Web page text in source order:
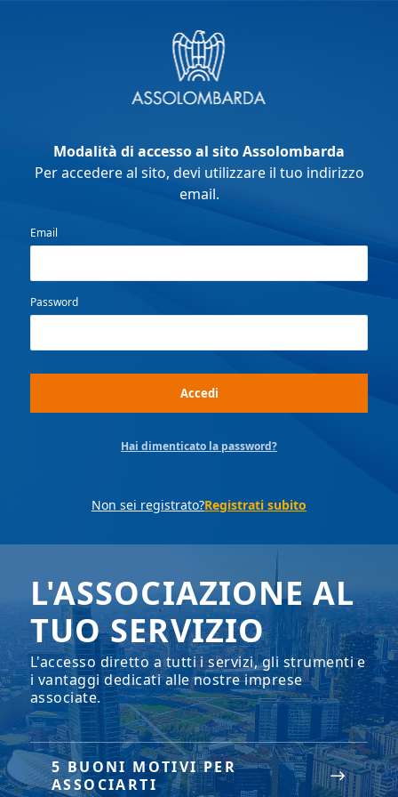
Modalità di accesso al sito Assolombarda
Per accedere al sito, devi utilizzare il tuo indirizzo
email.
Email
Password
Hai dimenticato la password?
Non sei registrato?Registrati subito
L'ASSOCIAZIONE AL
TUO SERVIZIO
L'accesso diretto a tutti i servizi, gli strumenti e
i vantaggi dedicati alle nostre imprese
associate.
5 BUONI MOTIVI PER
ASSOCIARTI